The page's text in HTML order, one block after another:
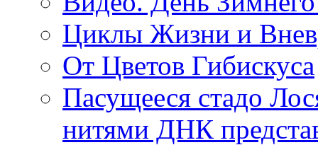
Циклы Жизни и
От Цветов Гибискуса
Пасущееся стадо
нитями ДНК